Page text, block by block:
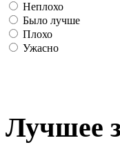
Неплохо
Было лучше
Плохо
Ужасно
Лучшее